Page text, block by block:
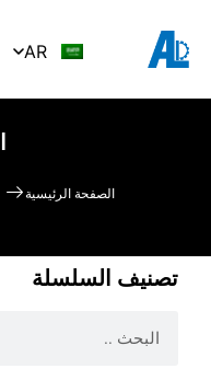
AR
الصفحة الرئيسية
تصنيف السلسلة